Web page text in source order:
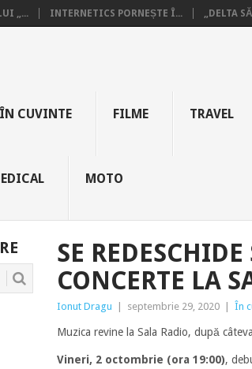
„... INTERNETICS PORNEȘTE Î... „DELTA
ÎN CUVINTE FILME TRAVEL
MOTO
SE
CONCERTE LA
Ionut Dragu septembrie 29, 2020 În
Muzica revine la Sala Radio, după
Vineri, 2 octombrie (ora 19:00),